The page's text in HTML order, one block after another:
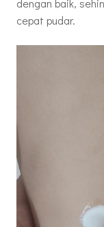
dengan baik,
cepat pudar.